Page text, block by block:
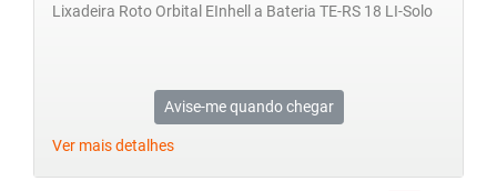
Lixadeira Roto Orbital EInhell a Bateria TE-RS 18 LI-Solo
Avise-me quando chegar
Ver mais detalhes